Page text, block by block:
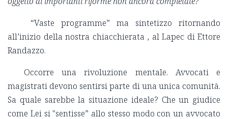
“Vaste programme” ma sintetizzo ritornando
all’inizio della nostra chiacchierata , al Lapec di Ettore
Randazzo.
Occorre una rivoluzione mentale. Avvocati e
magistrati devono sentirsi parte di una unica comunità.
Sa quale sarebbe la situazione ideale? Che un giudice
come Lei si "sentisse” allo stesso modo con un avvocato